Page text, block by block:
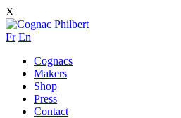
X
Fr En
Cognacs
Makers
Shop
Press
Contact